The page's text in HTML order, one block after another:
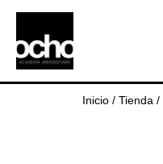
Inicio / Tienda /